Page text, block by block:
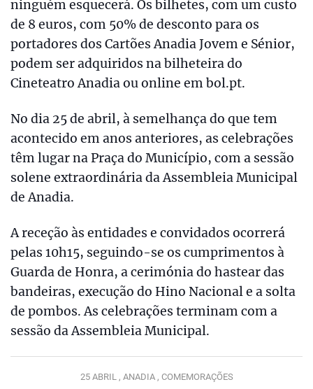
ninguém esquecerá. Os bilhetes, com um custo
de 8 euros, com 50% de desconto para os
portadores dos Cartões Anadia Jovem e Sénior,
podem ser adquiridos na bilheteira do
Cineteatro Anadia ou online em bol.pt.
No dia 25 de abril, à semelhança do que tem
acontecido em anos anteriores, as celebrações
têm lugar na Praça do Município, com a sessão
solene extraordinária da Assembleia Municipal
de Anadia.
A receção às entidades e convidados ocorrerá
pelas 10h15, seguindo-se os cumprimentos à
Guarda de Honra, a cerimónia do hastear das
bandeiras, execução do Hino Nacional e a solta
de pombos. As celebrações terminam com a
sessão da Assembleia Municipal.
25 ABRIL , ANADIA , COMEMORAÇÕES